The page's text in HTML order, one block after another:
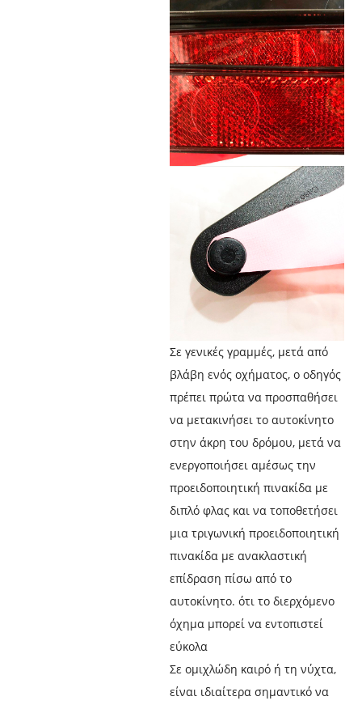
Σε γενικές γραμμές, μετά από
βλάβη ενός οχήματος, ο οδηγός
πρέπει πρώτα να προσπαθήσει
να μετακινήσει το αυτοκίνητο
στην άκρη του δρόμου, μετά να
ενεργοποιήσει αμέσως την
προειδοποιητική πινακίδα με
διπλό φλας και να τοποθετήσει
μια τριγωνική προειδοποιητική
πινακίδα με ανακλαστική
επίδραση πίσω από το
αυτοκίνητο. ότι το διερχόμενο
όχημα μπορεί να εντοπιστεί
εύκολα
Σε ομιχλώδη καιρό ή τη νύχτα,
είναι ιδιαίτερα σημαντικό να